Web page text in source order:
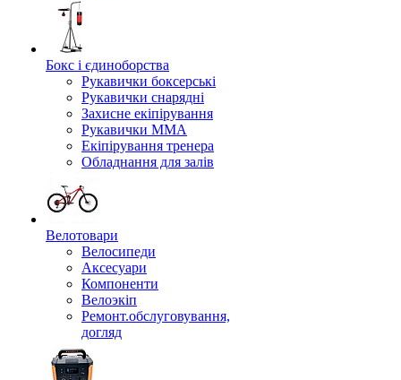
Бокс і єдиноборства
Рукавички боксерські
Рукавички снарядні
Захисне екіпірування
Рукавички ММА
Екіпірування тренера
Обладнання для залів
Велотовари
Велосипеди
Аксесуари
Компоненти
Велоэкіп
Ремонт.обслуговування,
догляд